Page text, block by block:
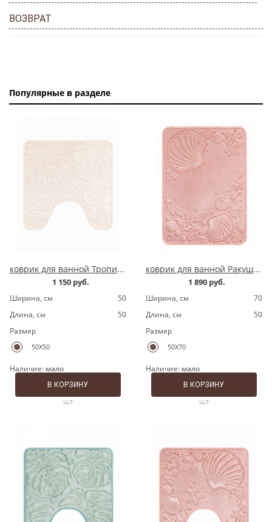
ВОЗВРАТ
Популярные в разделе
коврик для ванной Тропики молочный квадрат
1 150 руб.
Ширина, cм
50
Длина, cм
50
Размер
50X50
Наличие: мало
шт
В КОРЗИНУ
коврик для ванной Ракушка розовый
1 890 руб.
Ширина, cм
70
Длина, cм
50
Размер
50X70
Наличие: мало
шт
В КОРЗИНУ